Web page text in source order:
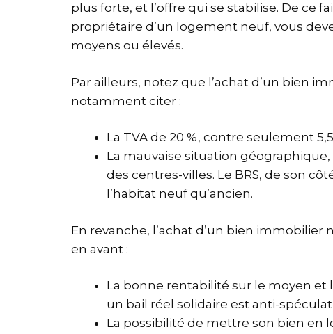
plus forte, et l’offre qui se stabilise. De ce
propriétaire d’un logement neuf, vous
moyens ou élevés.
Par ailleurs, notez que l’achat d’un bien
notamment citer :
La TVA de 20 %, contre seulement
La mauvaise situation
des centres-villes. Le BRS, de son
l’habitat neuf qu’ancien.
En revanche, l’achat d’un bien
en avant :
La bonne rentabilité sur le moyen et
un bail réel solidaire est anti-
La possibilité de mettre son bien en